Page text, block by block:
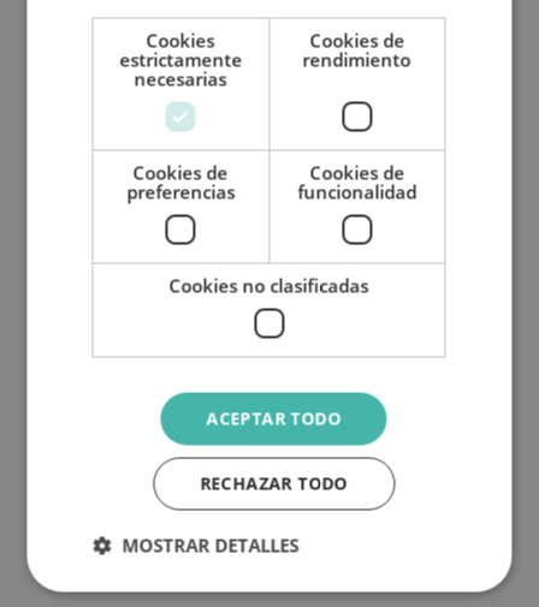
Día
Cama comedor central
115cm x 182cm
Cama trasera superior
desmontable
Cama trasera superior
desmontable
Cookies
estrictamente
necesarias
Cookies de
rendimiento
Cookies de
preferencias
Cookies de
funcionalidad
Cookies no clasificadas
ACEPTAR TODO
RECHAZAR TODO
MOSTRAR DETALLES